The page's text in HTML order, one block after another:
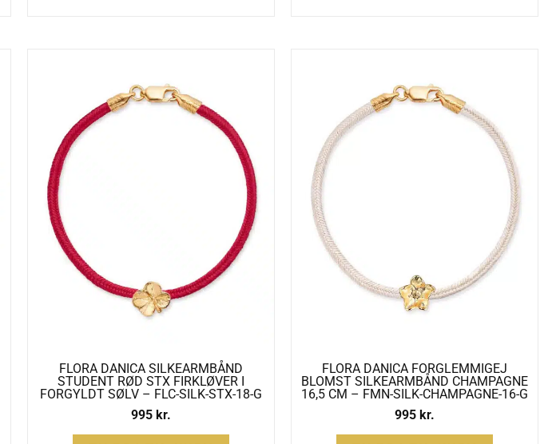
FLORA DANICA SILKEARMBÅND
STUDENT RØD STX FIRKLØVER I
FORGYLDT SØLV – FLC-SILK-STX-18-G
995 kr.
FLORA DANICA FORGLEMMIGEJ
BLOMST SILKEARMBÅND CHAMPAGNE
16,5 CM – FMN-SILK-CHAMPAGNE-16-G
995 kr.